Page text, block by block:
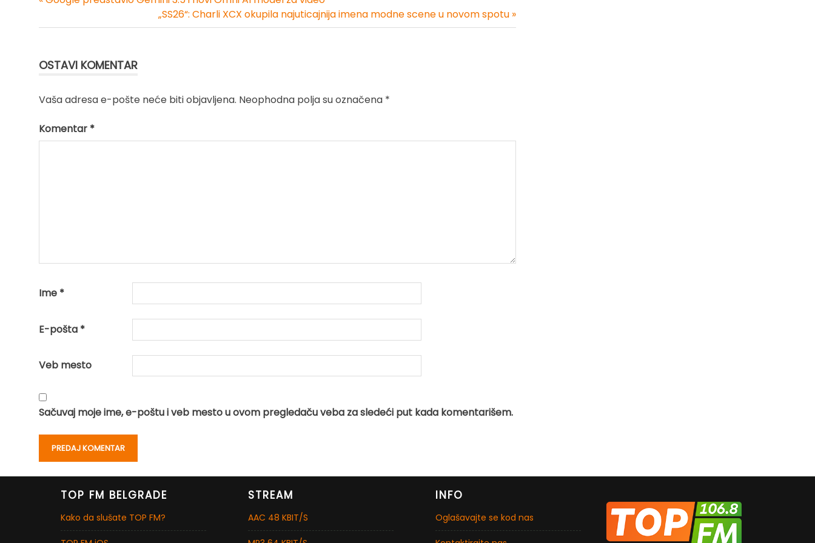
„SS26“: Charli XCX okupila najuticajnija imena modne scene u novom spotu »
OSTAVI KOMENTAR
Vaša adresa e-pošte neće biti objavljena. Neophodna polja su označena *
Komentar *
Ime *
E-pošta *
Veb mesto
Sačuvaj moje ime, e-poštu i veb mesto u ovom pregledaču veba za sledeći put kada komentarišem.
TOP FM BELGRADE
Kako da slušate TOP FM?
STREAM
AAC 48 KBIT/S
INFO
Oglašavajte se kod nas